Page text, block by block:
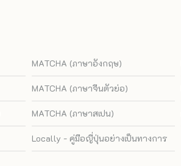
MATCHA (ภาษาอังกฤษ)
MATCHA (ภาษาจีนตัวย่อ)
MATCHA (ภาษาสเปน)
Locally - คู่มือญี่ปุ่นอย่างเป็นทางการ